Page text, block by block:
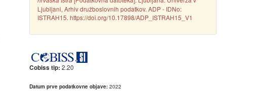
Ljubljani, Arhiv družboslovnih podatkov. ADP - IDNo:
ISTRAH15. https://doi.org/10.17898/ADP_ISTRAH15_V1
Cobiss tip: 2.20
Datum prve podatkovne objave: 2022